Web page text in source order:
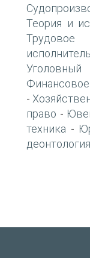
Теория и
Уголовный
-
право -
техника -
деонтология